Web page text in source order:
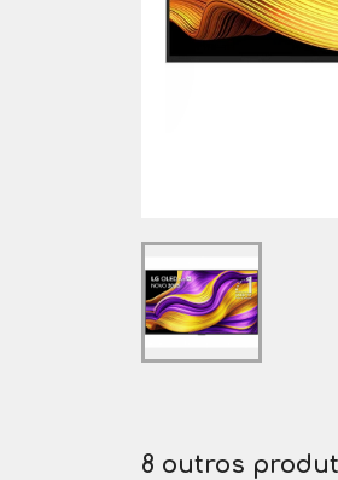
8 outros